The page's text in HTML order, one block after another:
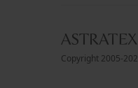
Copyright 2005-